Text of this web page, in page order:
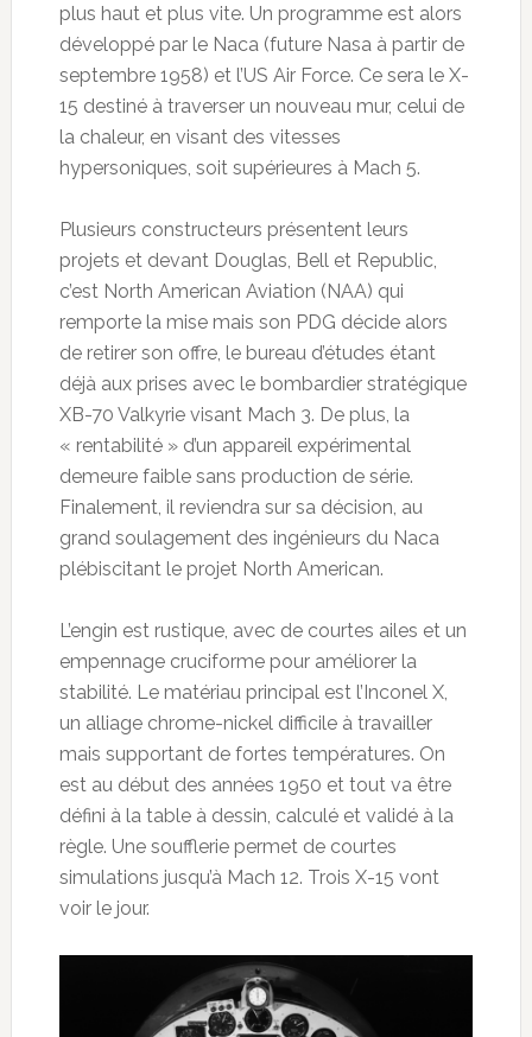
plus haut et plus vite. Un programme est alors
développé par le Naca (future Nasa à partir de
septembre 1958) et l’US Air Force. Ce sera le X-
15 destiné à traverser un nouveau mur, celui de
la chaleur, en visant des vitesses
hypersoniques, soit supérieures à Mach 5.
Plusieurs constructeurs présentent leurs
projets et devant Douglas, Bell et Republic,
c’est North American Aviation (NAA) qui
remporte la mise mais son PDG décide alors
de retirer son offre, le bureau d’études étant
déjà aux prises avec le bombardier stratégique
XB-70 Valkyrie visant Mach 3. De plus, la
« rentabilité » d’un appareil expérimental
demeure faible sans production de série.
Finalement, il reviendra sur sa décision, au
grand soulagement des ingénieurs du Naca
plébiscitant le projet North American.
L’engin est rustique, avec de courtes ailes et un
empennage cruciforme pour améliorer la
stabilité. Le matériau principal est l’Inconel X,
un alliage chrome-nickel difficile à travailler
mais supportant de fortes températures. On
est au début des années 1950 et tout va être
défini à la table à dessin, calculé et validé à la
règle. Une soufflerie permet de courtes
simulations jusqu’à Mach 12. Trois X-15 vont
voir le jour.